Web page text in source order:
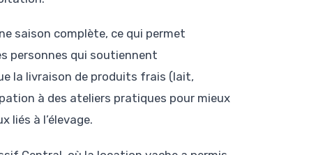
saison complète, ce qui permet
personnes qui soutiennent
la livraison de produits frais (lait,
à des ateliers pratiques pour mieux
liés à l’élevage.